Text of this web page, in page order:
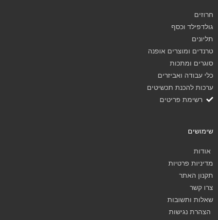
חרוזים
גולדפילד וכסף
תליונים
טרנדים ומוצרים אופנה
סוגרים ומתכות
כלי עבודה ואביזרים
ערכות להכנת תכשיטים
רשימת פריטים
שימושים
אודות
מדיניות פרטיות
תקנון האתר
צרו קשר
שאלות ותשובות
הצהרת נגישות